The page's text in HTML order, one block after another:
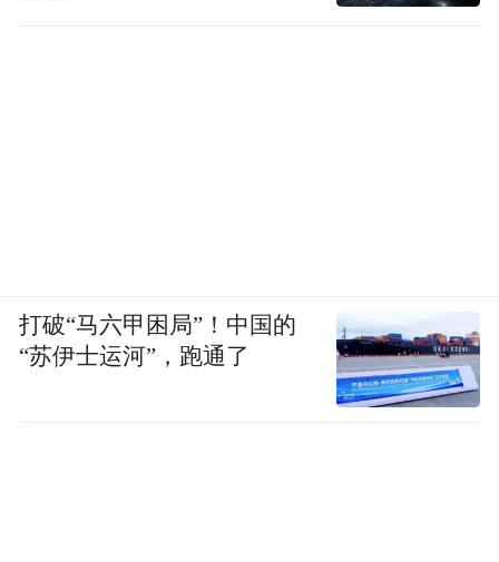
打破“马六甲困局”！中国的
“苏伊士运河”，跑通了